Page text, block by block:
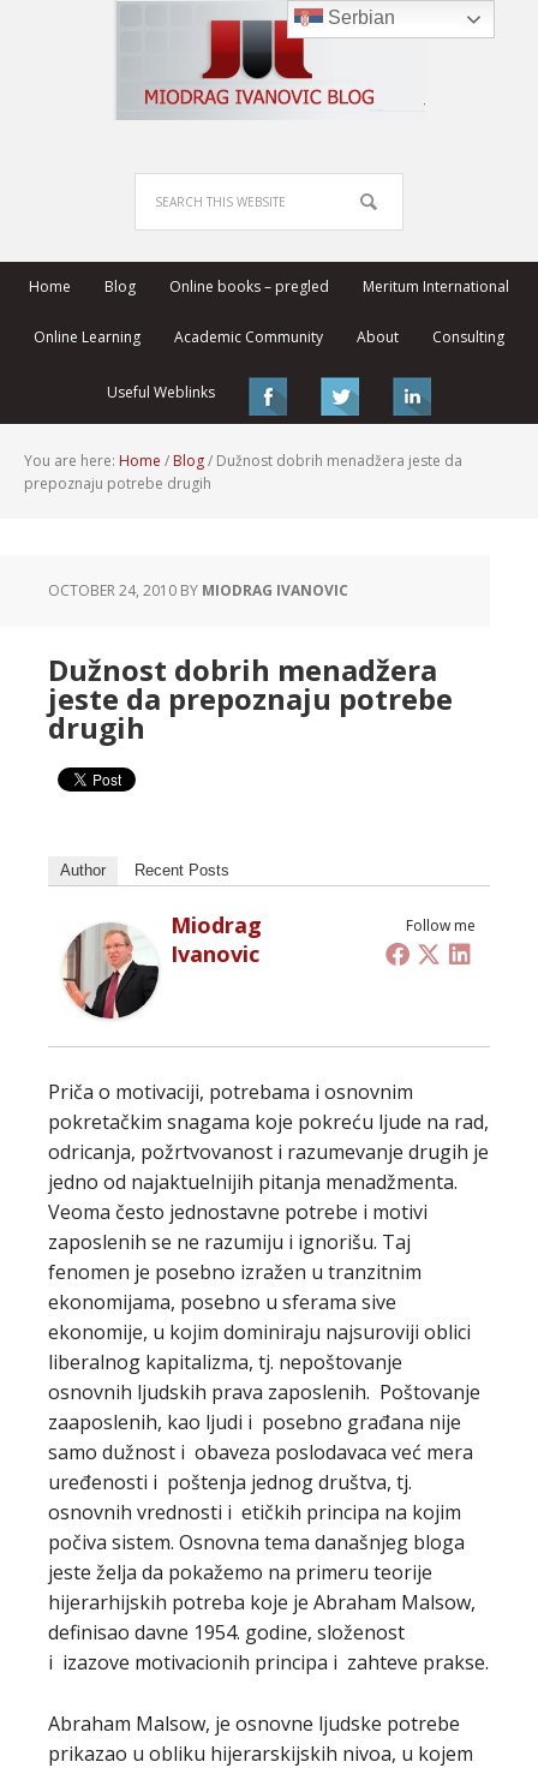
Home Blog Online books – pregled Meritum International
Online Learning Academic Community About Consulting
Useful Weblinks
You are here: Home / Blog/ Dužnost dobrih menadžera jeste da
prepoznaju potrebe drugih
OCTOBER 24, 2010 BY MIODRAG IVANOVIC
Dužnost dobrih menadžera
jeste da prepoznaju potrebe
drugih
Author Recent Posts
Follow me
Miodrag
Ivanovic
Priča o motivaciji, potrebama i osnovnim
pokretačkim snagama koje pokreću ljude na rad,
odricanja, požrtvovanost i razumevanje drugih je
jedno od najaktuelnijih pitanja menadžmenta.
Veoma često jednostavne potrebe i motivi
zaposlenih se ne razumiju i ignorišu. Taj
fenomen je posebno izražen u tranzitnim
ekonomijama, posebno u sferama sive
ekonomije, u kojim dominiraju najsuroviji oblici
liberalnog kapitalizma, tj. nepoštovanje
osnovnih ljudskih prava zaposlenih. Poštovanje
zaaposlenih, kao ljudi i posebno građana nije
samo dužnost i obaveza poslodavaca već mera
uređenosti i poštenja jednog društva, tj.
osnovnih vrednosti i etičkih principa na kojim
počiva sistem. Osnovna tema današnjeg bloga
jeste želja da pokažemo na primeru teorije
hijerarhijskih potreba koje je Abraham Malsow,
definisao davne 1954. godine, složenost
i izazove motivacionih principa i zahteve prakse.
Abraham Malsow, je osnovne ljudske potrebe
prikazao u obliku hijerarskijskih nivoa, u kojem
Serbian